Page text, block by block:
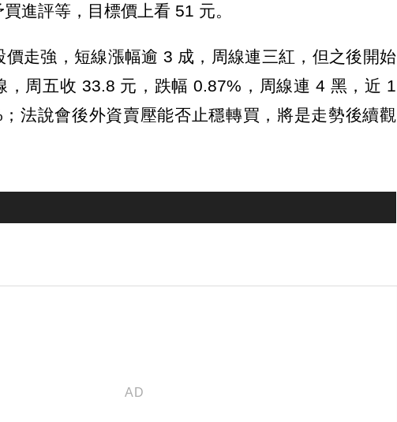
進評等，目標價上看 51 元。
價走強，短線漲幅逾 3 成，周線連三紅，但之後開始
，周五收 33.8 元，跌幅 0.87%，周線連 4 黑，近 1
法說會後外資賣壓能否止穩轉買，將是走勢後續觀